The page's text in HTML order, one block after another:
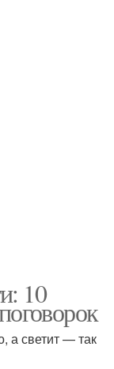
10
а светит — так